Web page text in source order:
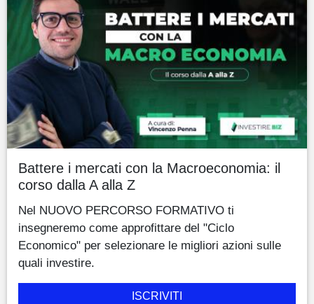
Battere i mercati con la Macroeconomia: il
corso dalla A alla Z
Nel NUOVO PERCORSO FORMATIVO ti
insegneremo come approfittare del "Ciclo
Economico" per selezionare le migliori azioni sulle
quali investire.
ISCRIVITI